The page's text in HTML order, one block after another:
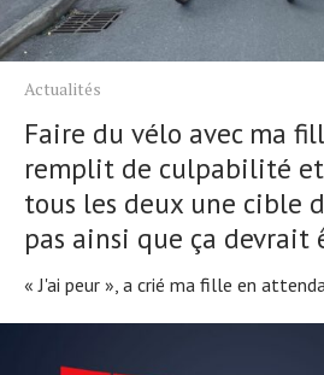
Actualités
Faire du vélo avec ma
remplit de culpabilité
tous les deux une cible
pas ainsi que ça devrait
« J'ai peur », a crié ma fille en